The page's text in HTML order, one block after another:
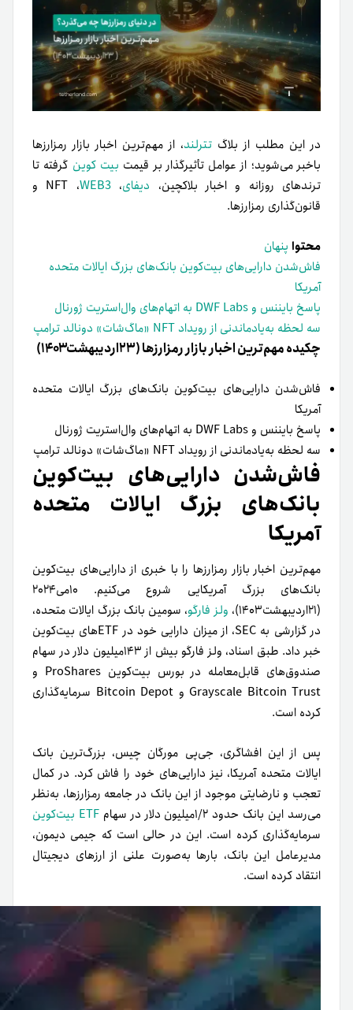
در این مطلب از بلاگ تترلند، از مهم‌ترین اخبار بازار رمزارزها
باخبر می‌شوید؛ از عوامل تأثیرگذار بر قیمت بیت کوین گرفته تا
ترندهای روزانه و اخبار بلاکچین، دیفای، NFT ،WEB3
و
قانون‌گذاری رمزارزها.
محتوا پنهان
فاش‌شدن دارایی‌های بیت‌کوین بانک‌های بزرگ ایالات متحده
آمریکا
پاسخ بایننس و DWF Labs به اتهام‌های وال‌استریت ژورنال
سه لحظه به‌یاد‌ماندنی از رویداد NFT «ماگ‌شات» دونالد ترامپ
چکیده مهم‌ترین اخبار بازار رمزارزها (۲۳اردیبهشت۱۴۰۳)
فاش‌شدن دارایی‌های بیت‌کوین بانک‌های بزرگ ایالات متحده
آمریکا
پاسخ بایننس و DWF Labs به اتهام‌های وال‌استریت ژورنال
سه لحظه به‌یاد‌ماندنی از رویداد NFT «ماگ‌شات» دونالد ترامپ
فاش‌شدن دارایی‌های بیت‌کوین
بانک‌های بزرگ ایالات متحده
آمریکا
مهم‌ترین اخبار بازار رمزارزها را با خبری از دارایی‌های بیت‌کوین
بانک‌های بزرگ آمریکایی شروع می‌کنیم.
۱۰می۲۰۲۴
(۲۱اردیبهشت۱۴۰۳)،
ولز فارگو، سومین بانک بزرگ ایالات متحده،
در گزارشی به SEC، از میزان دارایی خود در ETFهای بیت‌کوین
خبر داد. طبق اسناد، ولز فارگو بیش از ۱۴۳میلیون دلار در سهام
صندوق‌های قابل‌معامله در بورس بیت‌کوین ProShares و
Grayscale Bitcoin Trust و Bitcoin Depot سرمایه‌گذاری
کرده است.
پس از این افشاگری، جی‌پی مورگان چیس، بزرگ‌ترین بانک
ایالات متحده آمریکا، نیز دارایی‌های خود را فاش کرد. در کمال
تعجب و نارضایتی‌ موجود از این بانک در جامعه رمزارزها، به‌نظر
می‌رسد این بانک حدود ۱/۲میلیون دلار در سهام
ETF بیت‌کوین
سرمایه‌گذاری کرده است. این در حالی‌ است که جیمی دیمون،
مدیرعامل این بانک، بارها به‌صورت علنی از ارزهای دیجیتال
انتقاد کرده است.